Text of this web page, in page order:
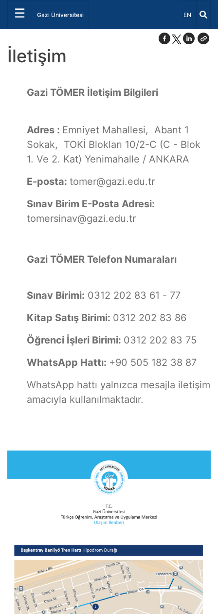
☰ Gazi Üniversitesi Dil Seçiniz
EN
İletişim
Gazi TÖMER İletişim Bilgileri
Adres : Emniyet Mahallesi, Abant 1
Sokak, TOKİ Blokları 10/2-C (C - Blok
1. Ve 2. Kat) Yenimahalle / ANKARA
E-posta: tomer@gazi.edu.tr
Sınav Birim E-Posta Adresi:
tomersinav@gazi.edu.tr
Gazi TÖMER Telefon Numaraları
Sınav Birimi: 0312 202 83 61 - 77
Kitap Satış Birimi: 0312 202 83 86
Öğrenci İşleri Birimi: 0312 202 83 75
WhatsApp Hattı: +90 505 182 38 87
WhatsApp hattı yalnızca mesajla iletişim
amacıyla kullanılmaktadır.